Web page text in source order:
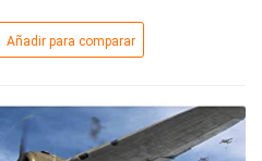
Añadir para comparar